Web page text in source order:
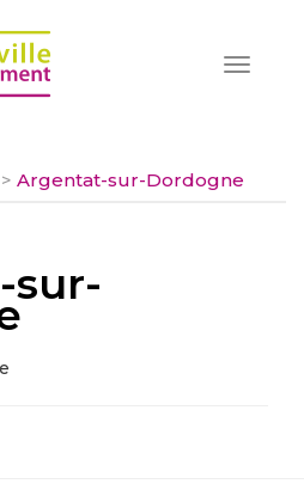
Toggle
> Argentat-sur-Dordogne
sur-